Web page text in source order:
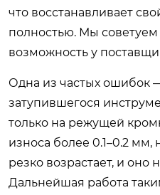
что восстанавливает
полностью. Мы советуем
возможность у
Одна из частых ошибок
затупившегося
только на режущей
износа более 0.1–0.2 мм,
резко возрастает, и оно
Дальнейшая работа